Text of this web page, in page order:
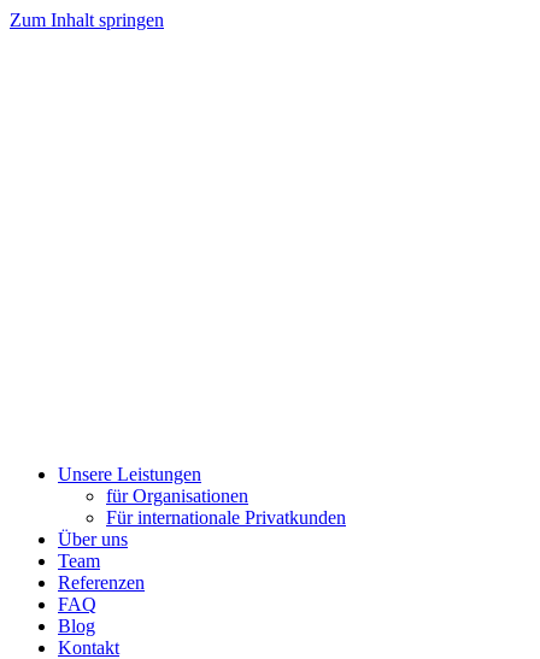
Zum Inhalt springen
Unsere Leistungen
für Organisationen
Für internationale Privatkunden
Über uns
Team
Referenzen
FAQ
Blog
Kontakt